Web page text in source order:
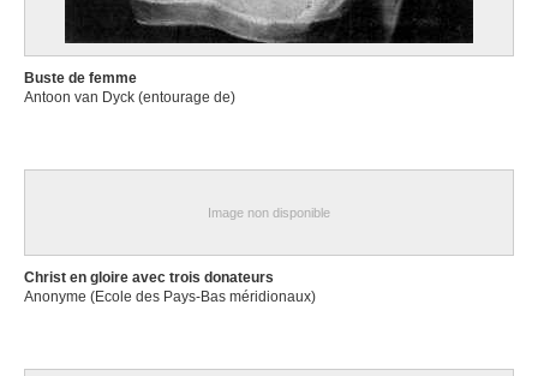
Buste de femme
Antoon van Dyck (entourage de)
Image non disponible
Christ en gloire avec trois donateurs
Anonyme (Ecole des Pays-Bas méridionaux)